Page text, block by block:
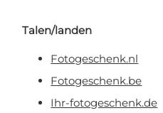
Talen/landen
Fotogeschenk.nl
Fotogeschenk.be
Ihr-fotogeschenk.de